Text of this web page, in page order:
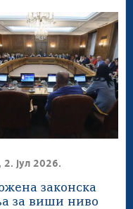
2. јул 2026.
законска
за виши ниво